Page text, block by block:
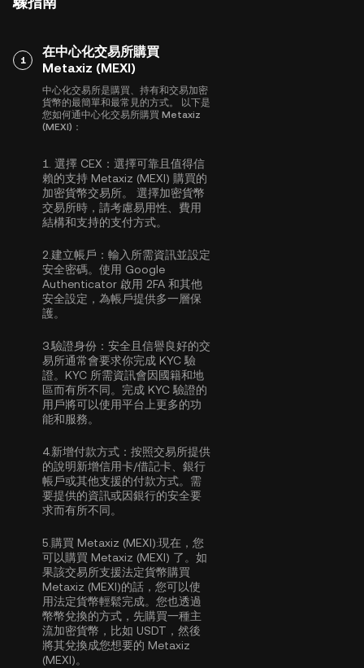
1
在中心化交易所購買
Metaxiz (MEXI)
中心化交易所是購買、持有和交易加密
貨幣的最簡單和最常見的方式。 以下是
您如何通中心化交易所購買 Metaxiz
(MEXI)：
1. 選擇 CEX： 選擇可靠且值得信
賴的支持 Metaxiz (MEXI) 購買的
加密貨幣交易所。 選擇加密貨幣
交易所時，請考慮易用性、費用
結構和支持的支付方式。
2. 建立帳戶： 輸入所需資訊並設定
安全密碼。使用 Google
Authenticator 啟用 2FA 和其他
安全設定，為帳戶提供多一層保
護。
3.驗證身份： 安全且信譽良好的交
易所通常會要求你完成 KYC 驗
證。KYC 所需資訊會因國籍和地
區而有所不同。完成 KYC 驗證的
用戶將可以使用平台上更多的功
能和服務。
4.新增付款方式： 按照交易所提供
的說明新增信用卡/借記卡、銀行
帳戶或其他支援的付款方式。需
要提供的資訊或因銀行的安全要
求而有所不同。
5. 購買 Metaxiz (MEXI):現在，您
可以購買 Metaxiz (MEXI) 了。如
果該交易所支援法定貨幣購買
Metaxiz (MEXI)的話，您可以使
用法定貨幣輕鬆完成。您也透過
幣幣兌換的方式，先購買一種主
流加密貨幣，比如 USDT ，然後
將其兌換成您想要的 Metaxiz
(MEXI)。